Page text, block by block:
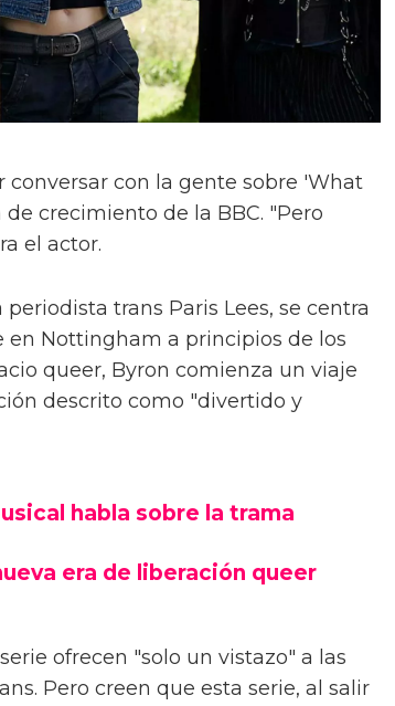
con la gente sobre 'What
crecimiento de la BBC. "Pero
el actor.
trans Paris Lees, se centra
en Nottingham a principios de los
queer, Byron comienza un viaje
descrito como "divertido y
habla sobre la trama
era de liberación queer
ofrecen "solo un vistazo" a las
Pero creen que esta serie, al salir